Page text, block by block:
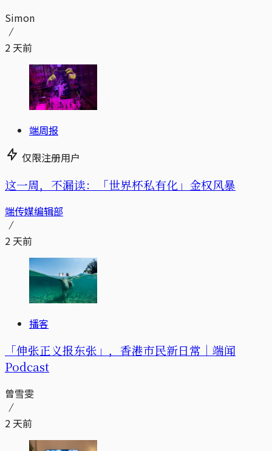
Simon
2 天前
端周报
仅限注册用户
这一周，不漏读：「世界杯私有化」金权风暴
端传媒编辑部
2 天前
播客
「伸张正义报东张」，香港市民新日常｜端闻
Podcast
曾雪雯
2 天前